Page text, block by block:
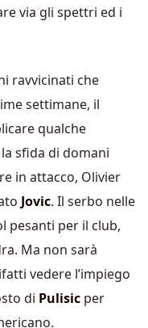
via gli spettri ed i
ravvicinati che
settimane, il
qualche
sfida di domani
in attacco, Olivier
Jovic. Il serbo nelle
pesanti per il club,
Ma non sarà
vedere l’impiego
di Pulisic per